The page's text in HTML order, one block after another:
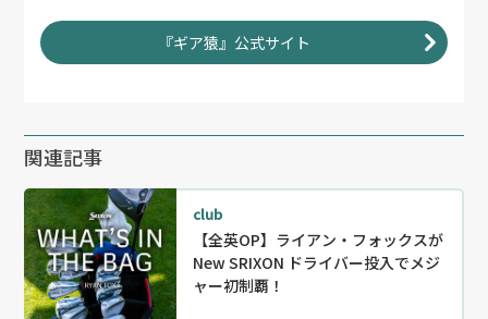
『ギア猿』公式サイト
関連記事
club
【全英OP】ライアン・フォックスが
New SRIXON ドライバー投入でメジ
ャー初制覇！